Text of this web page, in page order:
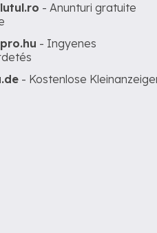
- Anunturi gratuite
- Ingyenes
- Kostenlose